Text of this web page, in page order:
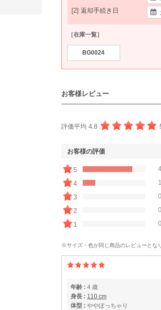
[2] 返却手続き日
［在庫一覧］
BG0024
お客様レビュー
評価平均 4.8
お客様の評価
5
4
3
2
1
※サイズ・色が同じ商品のレビューとな
年齢 : 4 歳
身長 : 110 cm
体型 : ややぽっちゃり